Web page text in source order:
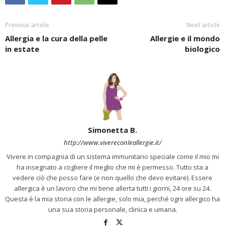
Previous article
Allergia e la cura della pelle
in estate
Next article
Allergie e il mondo
biologico
Simonetta B.
http://www.vivereconleallergie.it/
Vivere in compagnia di un sistema immunitario speciale come il mio mi
ha insegnato a cogliere il meglio che mi è permesso. Tutto sta a
vedere ciò che posso fare (e non quello che devo evitare). Essere
allergica è un lavoro che mi tiene allerta tutti i giorni, 24 ore su 24.
Questa è la mia storia con le allergie, solo mia, perché ogni allergico ha
una sua storia personale, clinica e umana.